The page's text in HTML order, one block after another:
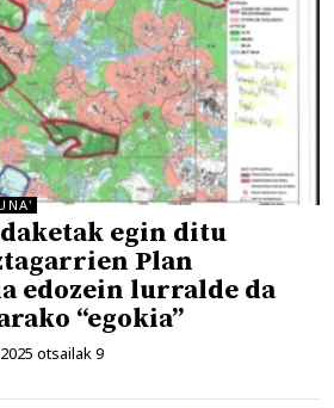
egin ditu
Plan
edozein lurralde da
“egokia”
2025 otsailak 9